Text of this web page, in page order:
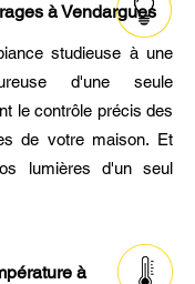
à Vendargues
studieuse à une
d'une seule
le contrôle précis des
de votre maison. Et
lumières d'un seul
à